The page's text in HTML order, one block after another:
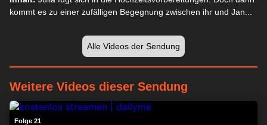
kommt es zu einer zufälligen Begegnung zwischen ihr und Jan...
Alle Videos der Sendung
Weitere Videos dieser Sendung
Folge 21